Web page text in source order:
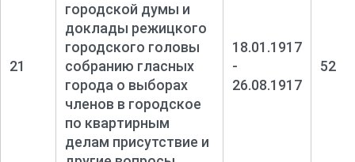
21
городской думы и
доклады режицкого
городского головы
собранию гласных
города о выборах
членов в городское
по квартирным
делам присутствие и
18.01.1917
-
26.08.1917
52